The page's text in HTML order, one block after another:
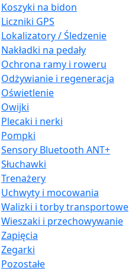
Koszyki na bidon
Liczniki GPS
Lokalizatory / Śledzenie
Nakładki na pedały
Ochrona ramy i roweru
Odżywianie i regeneracja
Oświetlenie
Owijki
Plecaki i nerki
Pompki
Sensory Bluetooth ANT+
Słuchawki
Trenażery
Uchwyty i mocowania
Walizki i torby transportowe
Wieszaki i przechowywanie
Zapięcia
Zegarki
Pozostałe